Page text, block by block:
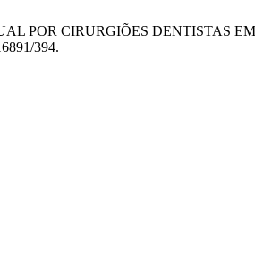
POR CIRURGIÕES DENTISTAS
394.